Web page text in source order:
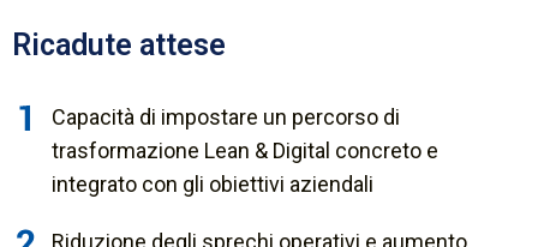
Ricadute attese
Capacità di impostare un percorso di
trasformazione Lean & Digital concreto e
integrato con gli obiettivi aziendali
Riduzione degli sprechi operativi e aumento